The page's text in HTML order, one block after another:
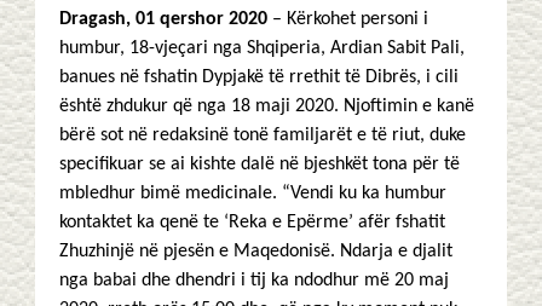
Dragash, 01 qershor 2020 – Kërkohet personi i
humbur, 18-vjeçari nga Shqiperia, Ardian Sabit Pali,
banues në fshatin Dypjakë të rrethit të Dibrës, i cili
është zhdukur që nga 18 maji 2020. Njoftimin e kanë
bërë sot në redaksinë tonë familjarët e të riut, duke
specifikuar se ai kishte dalë në bjeshkët tona për të
mbledhur bimë medicinale. “Vendi ku ka humbur
kontaktet ka qenë te ‘Reka e Epërme’ afër fshatit
Zhuzhinjë në pjesën e Maqedonisë. Ndarja e djalit
nga babai dhe dhendri i tij ka ndodhur më 20 maj